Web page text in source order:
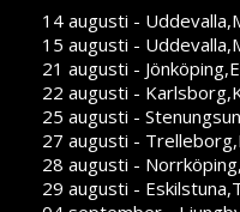
14 augusti -
15 augusti -
21 augusti -
22 augusti -
25 augusti -
27 augusti -
28 augusti -
29 augusti -